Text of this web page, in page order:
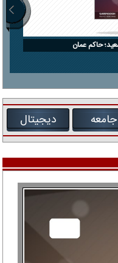
حاکم عمان
جامعه دیجیتال